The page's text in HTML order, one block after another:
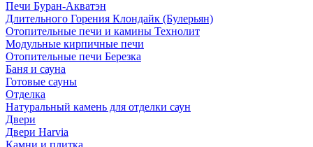
Печи Буран-Акватэн
Длительного Горения Клондайк (Булерьян)
Отопительные печи и камины Технолит
Модульные кирпичные печи
Отопительные печи Березка
Баня и сауна
Готовые сауны
Отделка
Натуральный камень для отделки саун
Двери
Двери Harvia
Камни и плитка